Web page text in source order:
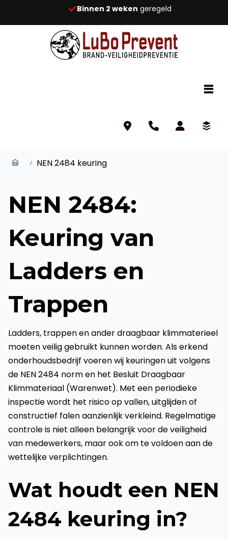
Binnen 2 weken geregeld
NEN 2484 keuring
NEN 2484:
Keuring van
Ladders en
Trappen
Ladders, trappen en ander draagbaar klimmaterieel
moeten veilig gebruikt kunnen worden. Als erkend
onderhoudsbedrijf voeren wij keuringen uit volgens
de NEN 2484 norm en het Besluit Draagbaar
Klimmateriaal (Warenwet). Met een periodieke
inspectie wordt het risico op vallen, uitglijden of
constructief falen aanzienlijk verkleind. Regelmatige
controle is niet alleen belangrijk voor de veiligheid
van medewerkers, maar ook om te voldoen aan de
wettelijke verplichtingen.
Wat houdt een NEN
2484 keuring in?